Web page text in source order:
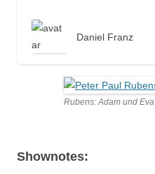
Daniel Franz
Rubens: Adam und Eva
Shownotes: